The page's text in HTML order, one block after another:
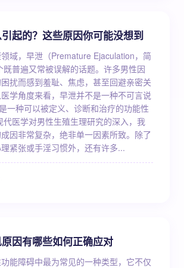
起的？这些原因你可能没想到
域，早泄（Premature Ejaculation，简
既普遍又常被误解的话题。许多男性因
扰而感到羞耻、焦虑，甚至回避亲密关
学角度来看，早泄并不是一种不可言说
一种可以被定义、诊断和治疗的功能性
代医学对男性生殖生理研究的深入，我
因非常复杂，绝非单一因素所致。除了
紧张或手淫习惯外，还有许多...
因有哪些如何正确应对
能障碍中最为常见的一种类型，它不仅